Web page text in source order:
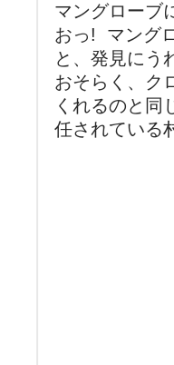
マングローブ
おっ! マング
と、発見にう
おそらく、ク
くれるのと同
任されている